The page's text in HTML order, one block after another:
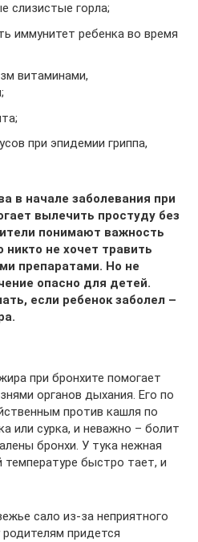
слизистые горла;
иммунитет ребенка во время
витаминами,
при эпидемии гриппа,
в начале заболевания при
вылечить простуду без
понимают важность
никто не хочет травить
препаратами. Но не
опасно для детей.
если ребенок заболел –
при бронхите помогает
органов дыхания. Его по
против кашля по
или сурка, и неважно – болит
бронхи. У тука нежная
температуре быстро тает, и
сало из-за неприятного
придется